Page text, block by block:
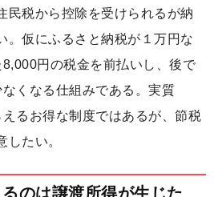
民税から控除を受けられるが納
。仮にふるさと納税が１万円な
円の税金を前払いし、後で
くなる仕組みである。実質
るお得な制度ではあるが、節税
したい。
のは譲渡所得が生じた